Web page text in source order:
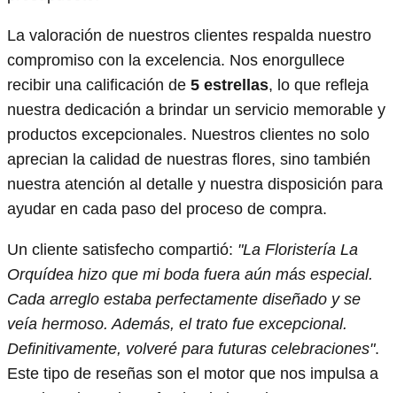
La valoración de nuestros clientes respalda nuestro
compromiso con la excelencia. Nos enorgullece
recibir una calificación de 5 estrellas, lo que refleja
nuestra dedicación a brindar un servicio memorable y
productos excepcionales. Nuestros clientes no solo
aprecian la calidad de nuestras flores, sino también
nuestra atención al detalle y nuestra disposición para
ayudar en cada paso del proceso de compra.
Un cliente satisfecho compartió: "La Floristería La
Orquídea hizo que mi boda fuera aún más especial.
Cada arreglo estaba perfectamente diseñado y se
veía hermoso. Además, el trato fue excepcional.
Definitivamente, volveré para futuras celebraciones".
Este tipo de reseñas son el motor que nos impulsa a